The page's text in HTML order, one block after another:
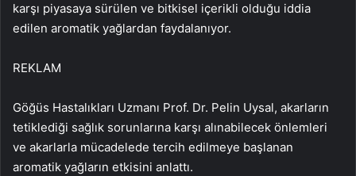
karşı piyasaya sürülen ve bitkisel içerikli olduğu iddia
edilen aromatik yağlardan faydalanıyor.
REKLAM
Göğüs Hastalıkları Uzmanı Prof. Dr. Pelin Uysal, akarların
tetiklediği sağlık sorunlarına karşı alınabilecek önlemleri
ve akarlarla mücadelede tercih edilmeye başlanan
aromatik yağların etkisini anlattı.